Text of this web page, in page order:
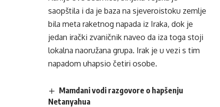
saopštila i da je baza na sjeveroistoku zemlje
bila meta raketnog napada iz Iraka, dok je
jedan irački zvaničnik naveo da iza toga stoji
lokalna naoružana grupa. Irak je u vezi s tim
napadom uhapsio četiri osobe.
Mamdani vodi razgovore o hapšenju
Netanyahua